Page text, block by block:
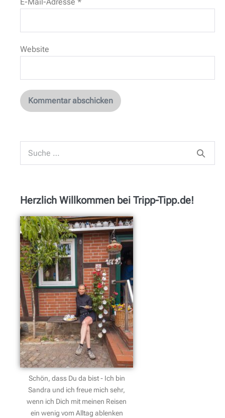
Website
Herzlich Willkommen bei Tripp-Tipp.de!
Schön, dass Du da bist - Ich bin
Sandra und ich freue mich sehr,
wenn ich Dich mit meinen Reisen
ein wenig vom Alltag ablenken